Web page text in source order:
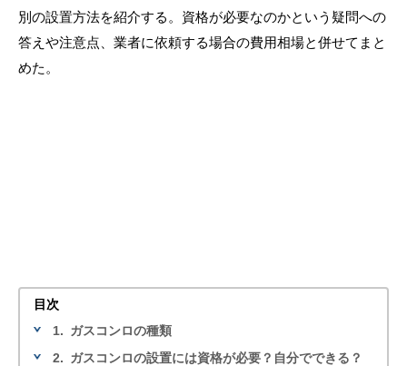
別の設置方法を紹介する。資格が必要なのかという疑問への
答えや注意点、業者に依頼する場合の費用相場と併せてまと
めた。
目次
1. ガスコンロの種類
2. ガスコンロの設置には資格が必要？自分でできる？